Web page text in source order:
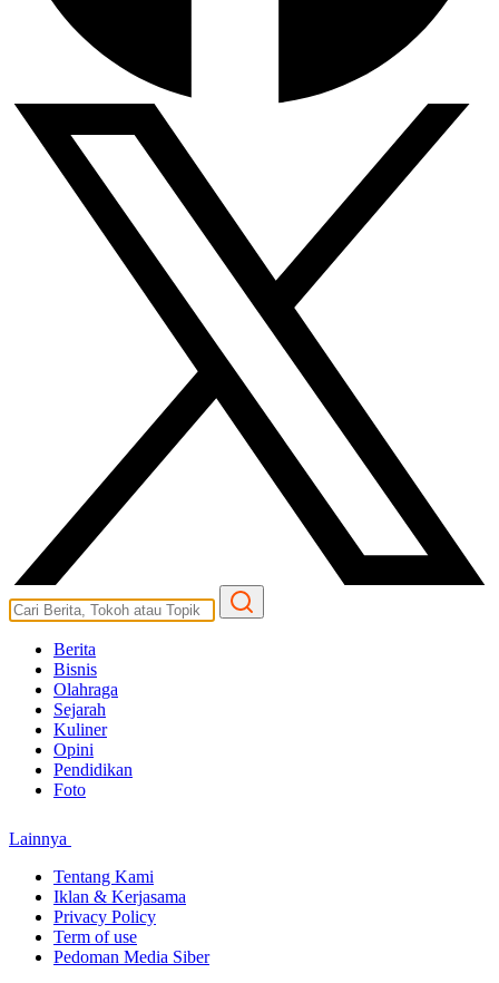
Berita
Bisnis
Olahraga
Sejarah
Kuliner
Opini
Pendidikan
Foto
Lainnya
Tentang Kami
Iklan & Kerjasama
Privacy Policy
Term of use
Pedoman Media Siber